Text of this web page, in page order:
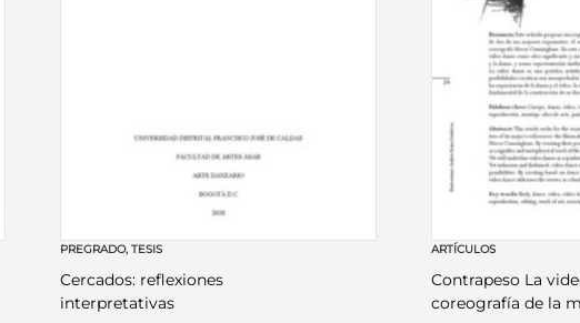
PREGRADO,TESIS
Cercados: reflexiones
interpretativas
ARTÍCULOS
Contrapeso La
coreografía de la